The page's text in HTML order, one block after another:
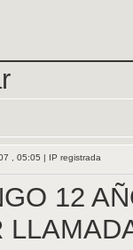
, 05:05 | IP registrada
12